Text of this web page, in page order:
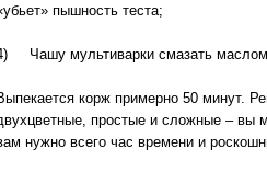
пышность теста;
Чашу мультиварки смазать маслом
корж примерно 50 минут.
простые и сложные – вы
нужно всего час времени и